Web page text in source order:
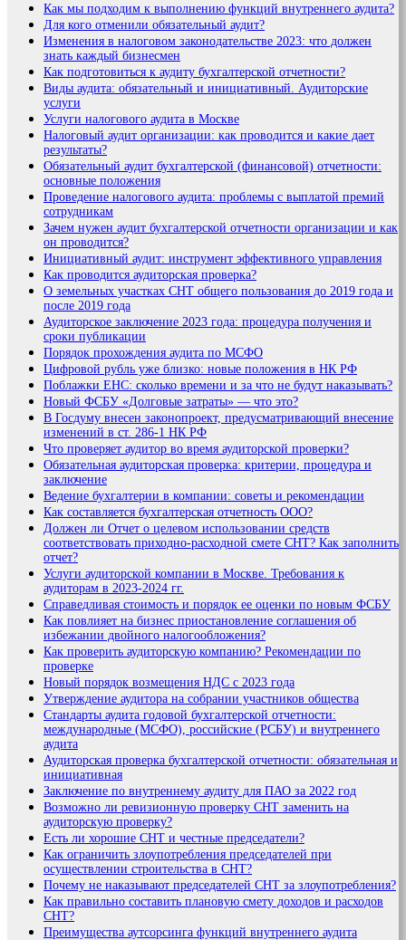
Как мы подходим к выполнению функций внутреннего аудита?
Для кого отменили обязательный аудит?
Изменения в налоговом законодательстве 2023: что должен
знать каждый бизнесмен
Как подготовиться к аудиту бухгалтерской отчетности?
Виды аудита: обязательный и инициативный. Аудиторские
услуги
Услуги налогового аудита в Москве
Налоговый аудит организации: как проводится и какие дает
результаты?
Обязательный аудит бухгалтерской (финансовой) отчетности:
основные положения
Проведение налогового аудита: проблемы с выплатой премий
сотрудникам
Зачем нужен аудит бухгалтерской отчетности организации и как
он проводится?
Инициативный аудит: инструмент эффективного управления
Как проводится аудиторская проверка?
О земельных участках СНТ общего пользования до 2019 года и
после 2019 года
Аудиторское заключение 2023 года: процедура получения и
сроки публикации
Порядок прохождения аудита по МСФО
Цифровой рубль уже близко: новые положения в НК РФ
Поблажки ЕНС: сколько времени и за что не будут наказывать?
Новый ФСБУ «Долговые затраты» — что это?
В Госдуму внесен законопроект, предусматривающий внесение
изменений в ст. 286-1 НК РФ
Что проверяет аудитор во время аудиторской проверки?
Обязательная аудиторская проверка: критерии, процедура и
заключение
Ведение бухгалтерии в компании: советы и рекомендации
Как составляется бухгалтерская отчетность ООО?
Должен ли Отчет о целевом использовании средств
соответствовать приходно-расходной смете СНТ? Как заполнить
отчет?
Услуги аудиторской компании в Москве. Требования к
аудиторам в 2023-2024 гг.
Справедливая стоимость и порядок ее оценки по новым ФСБУ
Как повлияет на бизнес приостановление соглашения об
избежании двойного налогообложения?
Как проверить аудиторскую компанию? Рекомендации по
проверке
Новый порядок возмещения НДС с 2023 года
Утверждение аудитора на собрании участников общества
Стандарты аудита годовой бухгалтерской отчетности:
международные (МСФО), российские (РСБУ) и внутреннего
аудита
Аудиторская проверка бухгалтерской отчетности: обязательная и
инициативная
Заключение по внутреннему аудиту для ПАО за 2022 год
Возможно ли ревизионную проверку СНТ заменить на
аудиторскую проверку?
Есть ли хорошие СНТ и честные председатели?
Как ограничить злоупотребления председателей при
осуществлении строительства в СНТ?
Почему не наказывают председателей СНТ за злоупотребления?
Как правильно составить плановую смету доходов и расходов
СНТ?
Преимущества аутсорсинга функций внутреннего аудита